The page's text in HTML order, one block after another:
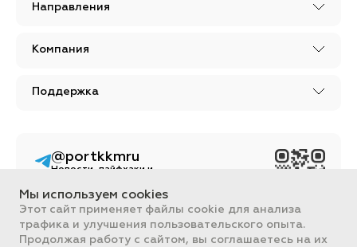
Направления
Компания
Поддержка
Вся информация, размещенная на сайте, носит ознакомительный
характер и не является публичной офертой, определяемой
@portkkmru
Новости, лайфхаки и
контент PORT - бизнес
портал
Мы используем cookies
Этот сайт применяет файлы cookie для анализа
трафика и улучшения пользовательского опыта.
Продолжая работу с сайтом, вы соглашаетесь на их